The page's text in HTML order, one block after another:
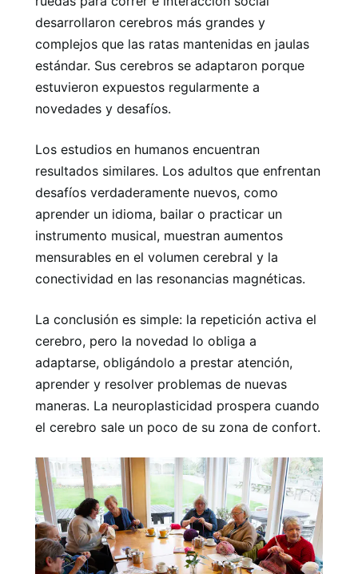
desarrollaron cerebros más grandes y
complejos que las ratas mantenidas en jaulas
estándar. Sus cerebros se adaptaron porque
estuvieron expuestos regularmente a
novedades y desafíos.
Los estudios en humanos encuentran
resultados similares. Los adultos que enfrentan
desafíos verdaderamente nuevos, como
aprender un idioma, bailar o practicar un
instrumento musical, muestran aumentos
mensurables en el volumen cerebral y la
conectividad en las resonancias magnéticas.
La conclusión es simple: la repetición activa el
cerebro, pero la novedad lo obliga a
adaptarse, obligándolo a prestar atención,
aprender y resolver problemas de nuevas
maneras. La neuroplasticidad prospera cuando
el cerebro sale un poco de su zona de confort.